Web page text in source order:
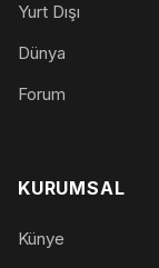
Yurt Dışı
Dünya
Forum
KURUMSAL
Künye